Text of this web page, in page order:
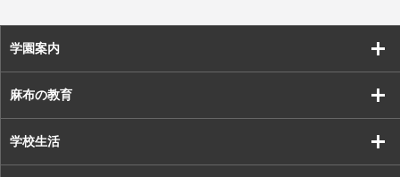
学園案内
麻布の教育
学校生活